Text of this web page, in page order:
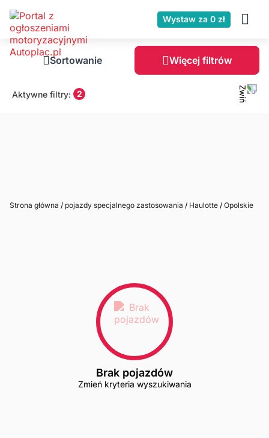
Wystaw za 0 zł
Sortowanie Więcej filtrów
Aktywne filtry: 2
Strona główna / pojazdy specjalnego zastosowania / Haulotte / Opolskie
Brak pojazdów
Zmień kryteria wyszukiwania